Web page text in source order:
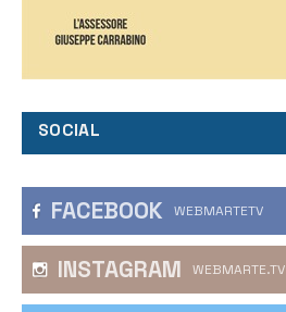
SOCIAL
FACEBOOK WEBMARTETV
INSTAGRAM WEBMARTE.TV